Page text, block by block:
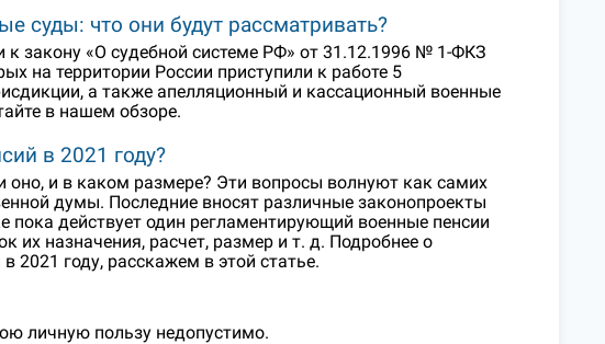
суды: что они будут рассматривать?
к закону «О судебной системе РФ» от 31.12.1996 № 1-ФКЗ
на территории России приступили к работе 5
а также апелляционный и кассационный военные
в нашем обзоре.
в 2021 году?
оно, и в каком размере? Эти вопросы волнуют как самих
думы. Последние вносят различные законопроекты
пока действует один регламентирующий военные пенсии
назначения, расчет, размер и т. д. Подробнее о
2021 году, расскажем в этой статье.
личную пользу недопустимо.